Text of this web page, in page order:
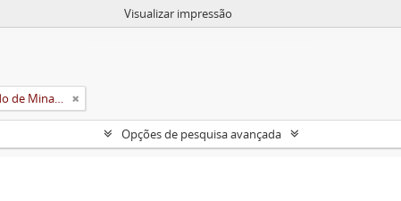
Visualizar impressão
Universidade Rural do Estado de Minas Gerais (Uremg)
Opções de pesquisa avançada